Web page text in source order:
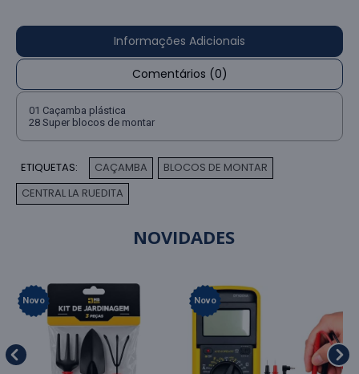
Informações Adicionais
Comentários (0)
01 Caçamba plástica
28 Super blocos de montar
ETIQUETAS: CAÇAMBA BLOCOS DE MONTAR
CENTRAL LA RUEDITA
NOVIDADES
Novo Novo